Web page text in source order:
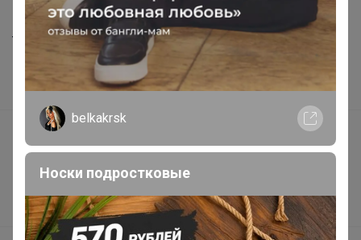
Шоурумы
Торговые марки
Наша команда
В наличии
Подарочные сертификаты
Реклама на сайте
Вакансии
belkakrsk
Носки подростковые